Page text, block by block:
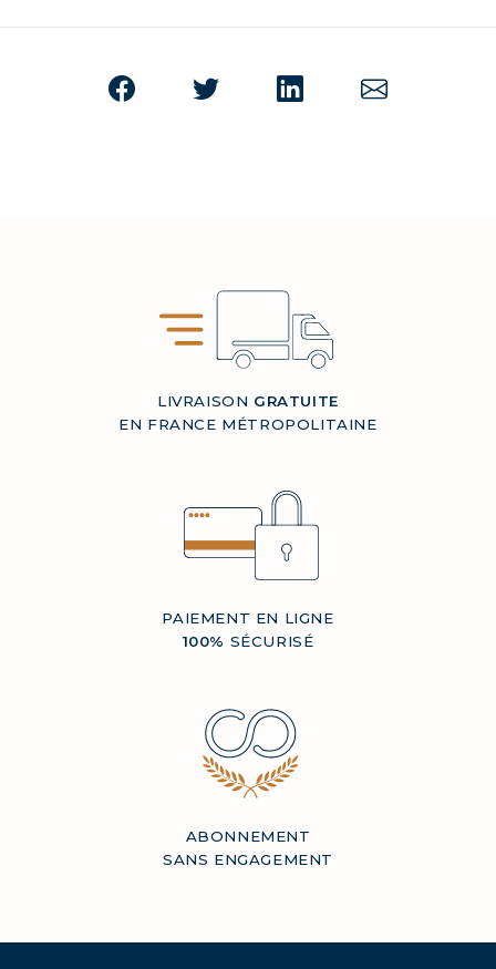
LIVRAISON GRATUITE
EN FRANCE MÉTROPOLITAINE
PAIEMENT EN LIGNE
100% SÉCURISÉ
ABONNEMENT
SANS ENGAGEMENT